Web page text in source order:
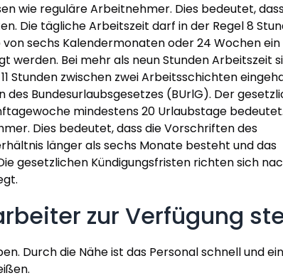
wie reguläre Arbeitnehmer. Dies bedeutet,
Die tägliche Arbeitszeit darf in der Regel 8
sechs Kalendermonaten oder 24 Wochen
werden. Bei mehr als neun Stunden Arbeitszeit
Stunden zwischen zwei Arbeitsschichten
Bundesurlaubsgesetzes (BUrlG). Der
mindestens 20 Urlaubstage bedeutet.
Dies bedeutet, dass die Vorschriften des
länger als sechs Monate besteht und das
gesetzlichen Kündigungsfristen richten sich
zur Verfügung
Durch die Nähe ist das Personal schnell und